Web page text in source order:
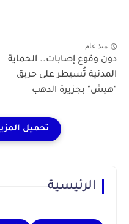
منذ عام
دون وقوع إصابات.. الحماية
المدنية تُسيطر على حريق
"هيش" بجزيرة الدهب
الرئيسية